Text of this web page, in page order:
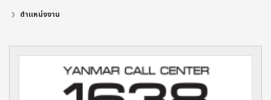
ตำแหน่งงาน